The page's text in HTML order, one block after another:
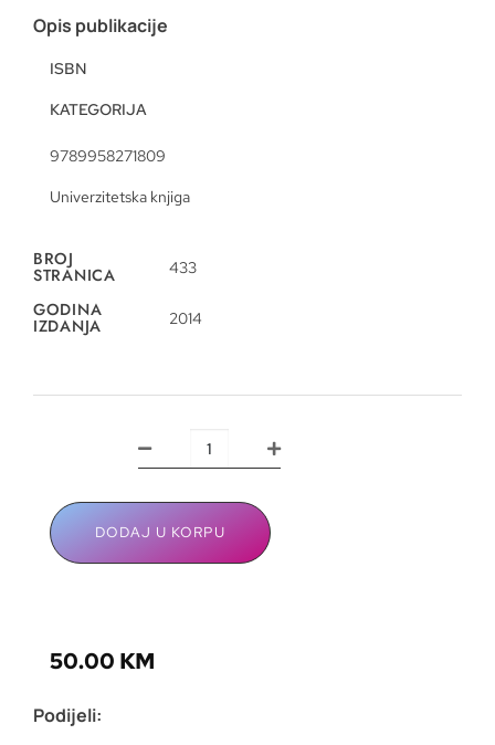
Opis publikacije
ISBN
KATEGORIJA
9789958271809
Univerzitetska knjiga
BROJ
STRANICA 433
GODINA
IZDANJA 2014
DODAJ U KORPU
50.00 KM
Podijeli: